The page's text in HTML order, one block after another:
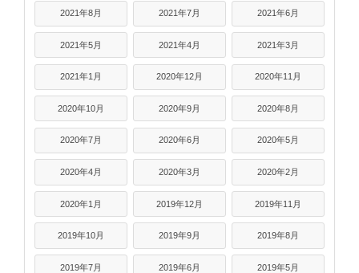
2021年8月 2021年7月 2021年6月
2021年5月 2021年4月 2021年3月
2021年1月 2020年12月 2020年11月
2020年10月 2020年9月 2020年8月
2020年7月 2020年6月 2020年5月
2020年4月 2020年3月 2020年2月
2020年1月 2019年12月 2019年11月
2019年10月 2019年9月 2019年8月
2019年7月 2019年6月 2019年5月